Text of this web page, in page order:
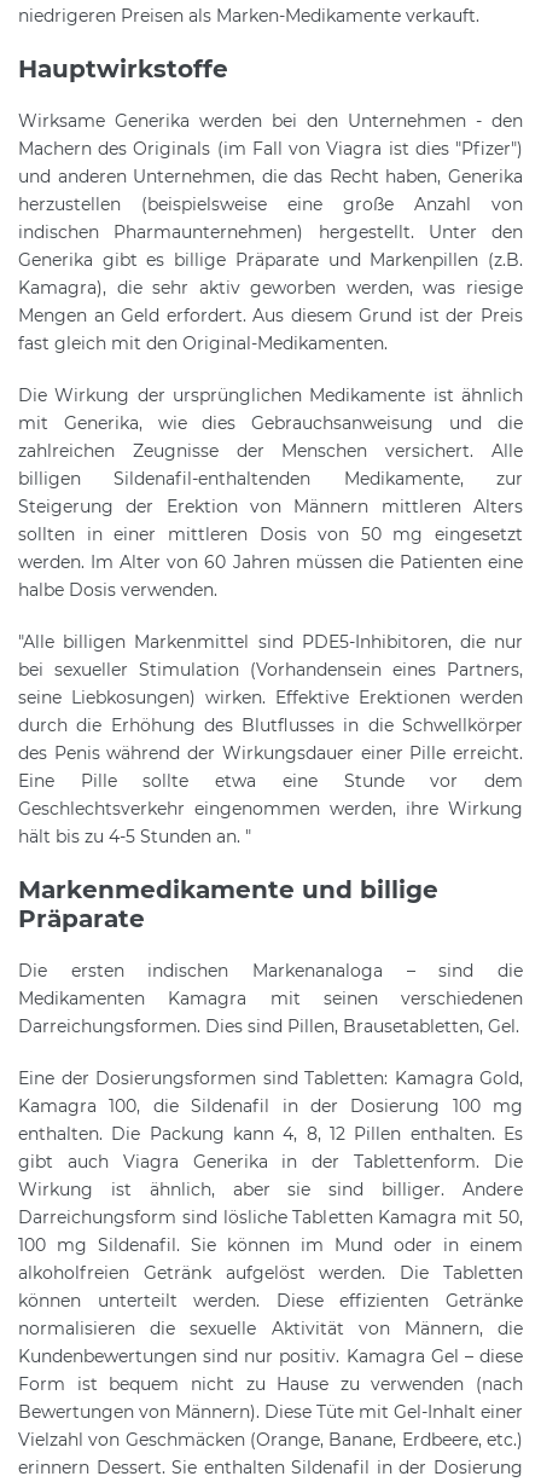
niedrigeren Preisen als Marken-Medikamente verkauft.
Hauptwirkstoffe
Wirksame Generika werden bei den Unternehmen - den
Machern des Originals (im Fall von Viagra ist dies "Pfizer")
und anderen Unternehmen, die das Recht haben, Generika
herzustellen (beispielsweise eine große Anzahl von
indischen Pharmaunternehmen) hergestellt. Unter den
Generika gibt es billige Präparate und Markenpillen (z.B.
Kamagra), die sehr aktiv geworben werden, was riesige
Mengen an Geld erfordert. Aus diesem Grund ist der Preis
fast gleich mit den Original-Medikamenten.
Die Wirkung der ursprünglichen Medikamente ist ähnlich
mit Generika, wie dies Gebrauchsanweisung und die
zahlreichen Zeugnisse der Menschen versichert. Alle
billigen Sildenafil-enthaltenden Medikamente, zur
Steigerung der Erektion von Männern mittleren Alters
sollten in einer mittleren Dosis von 50 mg eingesetzt
werden. Im Alter von 60 Jahren müssen die Patienten eine
halbe Dosis verwenden.
"Alle billigen Markenmittel sind PDE5-Inhibitoren, die nur
bei sexueller Stimulation (Vorhandensein eines Partners,
seine Liebkosungen) wirken. Effektive Erektionen werden
durch die Erhöhung des Blutflusses in die Schwellkörper
des Penis während der Wirkungsdauer einer Pille erreicht.
Eine Pille sollte etwa eine Stunde vor dem
Geschlechtsverkehr eingenommen werden, ihre Wirkung
hält bis zu 4-5 Stunden an. "
Markenmedikamente und billige
Präparate
Die ersten indischen Markenanaloga – sind die
Medikamenten Kamagra mit seinen verschiedenen
Darreichungsformen. Dies sind Pillen, Brausetabletten, Gel.
Eine der Dosierungsformen sind Tabletten: Kamagra Gold,
Kamagra 100, die Sildenafil in der Dosierung 100 mg
enthalten. Die Packung kann 4, 8, 12 Pillen enthalten. Es
gibt auch Viagra Generika in der Tablettenform. Die
Wirkung ist ähnlich, aber sie sind billiger. Andere
Darreichungsform sind lösliche Tabletten Kamagra mit 50,
100 mg Sildenafil. Sie können im Mund oder in einem
alkoholfreien Getränk aufgelöst werden. Die Tabletten
können unterteilt werden. Diese effizienten Getränke
normalisieren die sexuelle Aktivität von Männern, die
Kundenbewertungen sind nur positiv. Kamagra Gel – diese
Form ist bequem nicht zu Hause zu verwenden (nach
Bewertungen von Männern). Diese Tüte mit Gel-Inhalt einer
Vielzahl von Geschmäcken (Orange, Banane, Erdbeere, etc.)
erinnern Dessert. Sie enthalten Sildenafil in der Dosierung